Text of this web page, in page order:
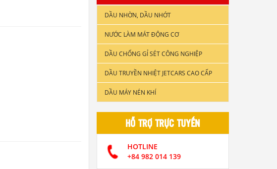
DẦU NHỜN, DẦU NHỚT
DẦU NHỚT XE GẮN MÁY
DẦU ĐỘNG CƠ XE TẢI & TÀU
THUYỀN
DẦU NHỚT CÔNG NGHIỆP
DẦU NHỚT THỦY LỰC CAO CẤP
DẦU NHỚT HỘP SỐ
NƯỚC LÀM MÁT ĐỘNG CƠ
DẦU CHỐNG GỈ SÉT CÔNG NGHIỆP
DẦU TRUYỀN NHIỆT JETCARS CAO CẤP
DẦU MÁY NÉN KHÍ
HỖ TRỢ TRỰC TUYẾN
HOTLINE
+84 982 014 139